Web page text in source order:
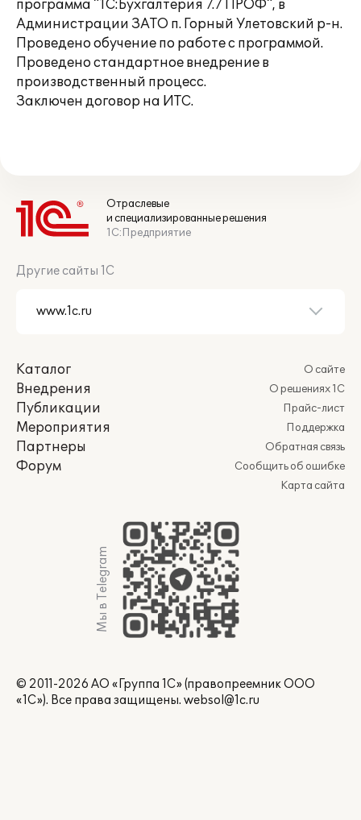
программа "1С:Бухгалтерия 7.7 ПРОФ", в
Администрации ЗАТО п. Горный Улетовский р-н.
Проведено обучение по работе с программой.
Проведено стандартное внедрение в
производственный процесс.
Заключен договор на ИТС.
Отраслевые
и специализированные решения
1С:Предприятие
Другие сайты 1С
Каталог
Внедрения
Публикации
Мероприятия
Партнеры
Форум
О сайте
О решениях 1С
Прайс-лист
Поддержка
Обратная связь
Сообщить об ошибке
Карта сайта
Мы в Telegram
© 2011-2026 АО «Группа 1С» (правопреемник ООО
«1С»). Все права защищены. websol@1c.ru